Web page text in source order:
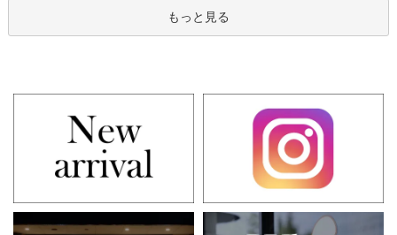
もっと見る